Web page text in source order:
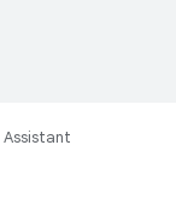
Assistant